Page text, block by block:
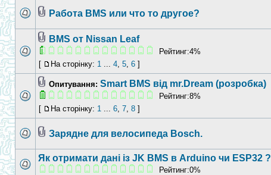
Работа BMS или что то другое?
BMS от Nissan Leaf
Рейтинг:4%
[
На сторінку: 1 ... 4, 5, 6 ]
Опитування: Smart BMS від mr.Dream (розробка)
Рейтинг:8%
[
На сторінку: 1 ... 6, 7, 8 ]
Зарядне для велосипеда Bosch.
Як отримати дані із JK BMS в Arduino чи ESP32 ?
Рейтинг:0%